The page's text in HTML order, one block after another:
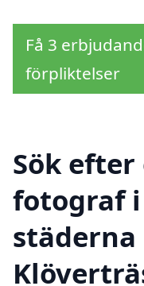
Få 3
förpliktelser
Sök
fotograf